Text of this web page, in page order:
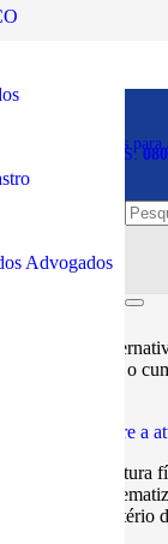
de Prerrogativas para
PRERROGATIVAS:
Advogados
de
sobre o
nacional sobre a
locais, estrutura
e de
do Ministério